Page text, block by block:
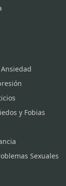
y Fobias
Sexuales